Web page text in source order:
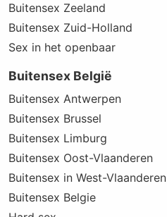
Buitensex Zeeland
Buitensex Zuid-Holland
Sex in het openbaar
Buitensex België
Buitensex Antwerpen
Buitensex Brussel
Buitensex Limburg
Buitensex Oost-Vlaanderen
Buitensex in West-Vlaanderen
Buitensex Belgie